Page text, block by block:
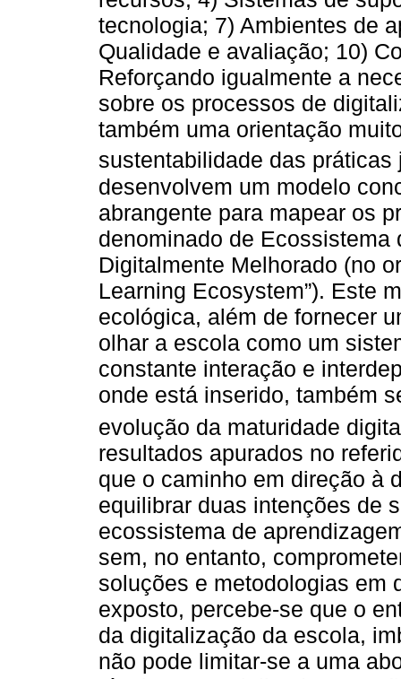
tecnologia; 7) Ambientes de
Qualidade e avaliação; 10)
Reforçando igualmente a
sobre os processos de
também uma orientação
sustentabilidade das
desenvolvem um modelo
abrangente para mapear os
denominado de
Digitalmente Melhorado (no
Learning Ecosystem”). Este
ecológica, além de fornecer
olhar a escola como um
constante interação e
onde está inserido, também
evolução da maturidade
resultados apurados no
que o caminho em direção à
equilibrar duas intenções de
ecossistema de
sem, no entanto,
soluções e metodologias em
exposto, percebe-se que o
da digitalização da escola,
não pode limitar-se a uma